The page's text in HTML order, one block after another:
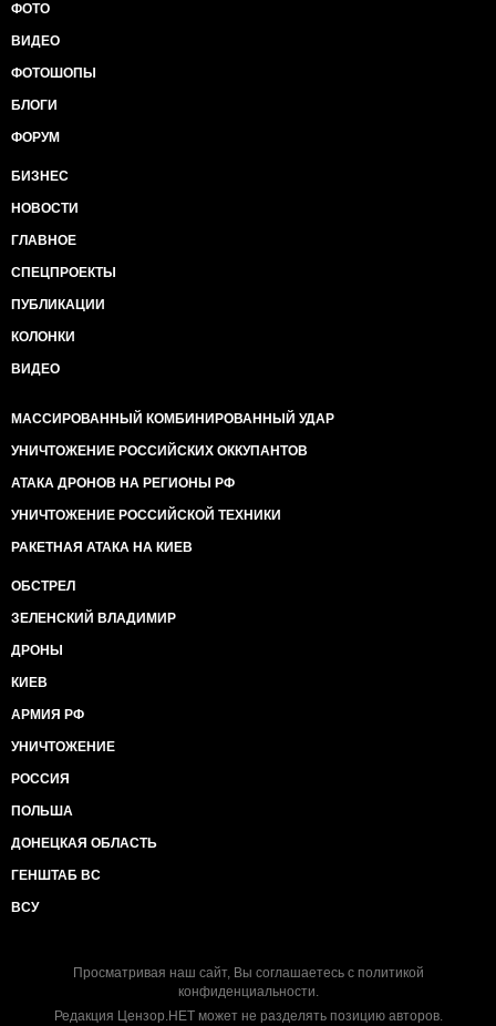
ФОТО
ВИДЕО
ФОТОШОПЫ
БЛОГИ
ФОРУМ
БИЗНЕС
НОВОСТИ
ГЛАВНОЕ
СПЕЦПРОЕКТЫ
ПУБЛИКАЦИИ
КОЛОНКИ
ВИДЕО
МАССИРОВАННЫЙ КОМБИНИРОВАННЫЙ УДАР
УНИЧТОЖЕНИЕ РОССИЙСКИХ ОККУПАНТОВ
АТАКА ДРОНОВ НА РЕГИОНЫ РФ
УНИЧТОЖЕНИЕ РОССИЙСКОЙ ТЕХНИКИ
РАКЕТНАЯ АТАКА НА КИЕВ
ОБСТРЕЛ
ЗЕЛЕНСКИЙ ВЛАДИМИР
ДРОНЫ
КИЕВ
АРМИЯ РФ
УНИЧТОЖЕНИЕ
РОССИЯ
ПОЛЬША
ДОНЕЦКАЯ ОБЛАСТЬ
ГЕНШТАБ ВС
ВСУ
Просматривая наш сайт, Вы соглашаетесь с политикой
конфиденциальности.
Редакция Цензор.НЕТ может не разделять позицию авторов.